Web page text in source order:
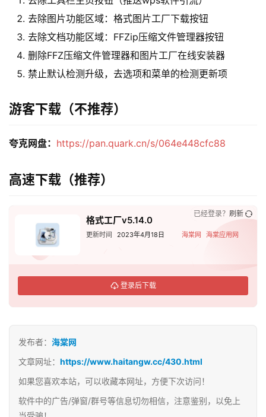
去除图片功能区域：格式图片工厂下载按钮
去除文档功能区域：FFZip压缩文件管理器按钮
删除FFZ压缩文件管理器和图片工厂在线安装器
禁止默认检测升级，去选项和菜单的检测更新项
游客下载（不推荐）
夸克网盘： https://pan.quark.cn/s/064e448cfc88
高速下载（推荐）
格式工厂v5.14.0
更新时间 2023年4月18日 海棠网 海棠应用网
登录后下载
已经登录？ 刷新
发布者： 海棠网
文章网址： https://www.haitangw.cc/430.html
如果您喜欢本站，可以收藏本网址，方便下次访问！
软件中的广告/弹窗/群号等信息切勿相信，注意鉴别，以免上